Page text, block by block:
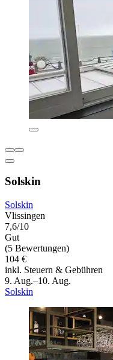
Solskin
Solskin
Vlissingen
7,6/10
Gut
(5 Bewertungen)
104 €
inkl. Steuern & Gebühren
9. Aug.–10. Aug.
Solskin